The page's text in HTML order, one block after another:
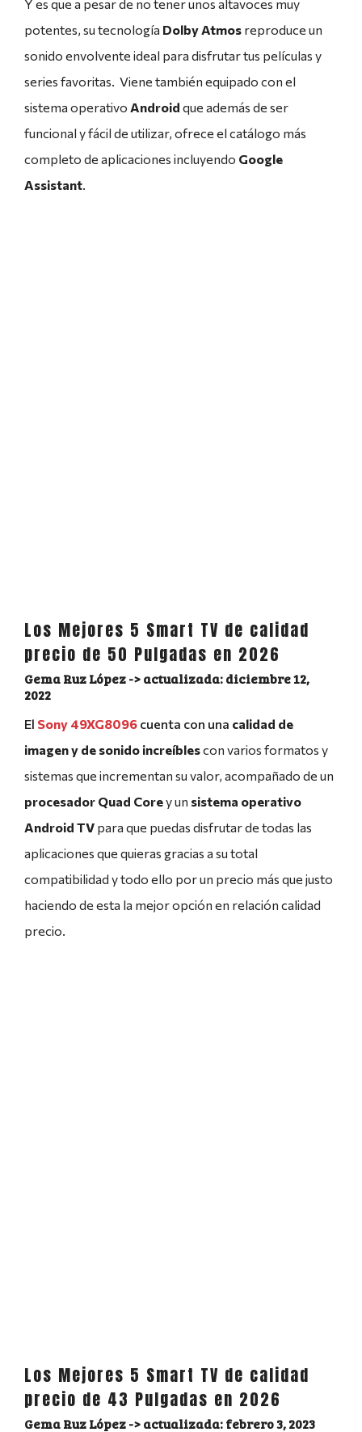
Y es que a pesar de no tener unos altavoces muy
potentes, su tecnología Dolby Atmos reproduce un
sonido envolvente ideal para disfrutar tus películas y
series favoritas. Viene también equipado con el
sistema operativo Android que además de ser
funcional y fácil de utilizar, ofrece el catálogo más
completo de aplicaciones incluyendo Google
Assistant.
Los Mejores 5 Smart TV de calidad
precio de 50 Pulgadas en 2026
Gema Ruz López
diciembre 12,
2022
El Sony 49XG8096 cuenta con una calidad de
imagen y de sonido increíblescon varios formatos y
sistemas que incrementan su valor, acompañado de un
procesador Quad Corey un sistema operativo
Android TV para que puedas disfrutar de todas las
aplicaciones que quieras gracias a su total
compatibilidad y todo ello por un precio más que justo
haciendo de esta la mejor opción en relación calidad
precio.
Los Mejores 5 Smart TV de calidad
precio de 43 Pulgadas en 2026
Gema Ruz López febrero 3, 2023